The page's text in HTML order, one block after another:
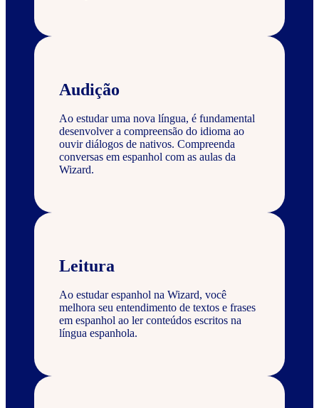
Audição
Ao estudar uma nova língua, é fundamental
desenvolver a compreensão do idioma ao
ouvir diálogos de nativos. Compreenda
conversas em espanhol com as aulas da
Wizard.
Leitura
Ao estudar espanhol na Wizard, você
melhora seu entendimento de textos e frases
em espanhol ao ler conteúdos escritos na
língua espanhola.